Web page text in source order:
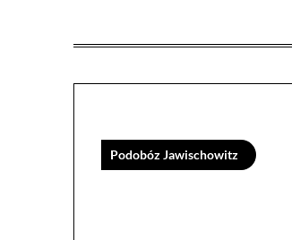
Podobóz Jawischowitz